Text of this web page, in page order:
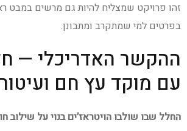
זהו פרויקט שמצליח להיות גם מרשים במבט
בפרטים למי שמתקרב ומתבונן.
ההקשר האדריכלי —
עם מוקד עץ חם
החלל שבו שולבו הויטראז’ים בנוי על שילוב